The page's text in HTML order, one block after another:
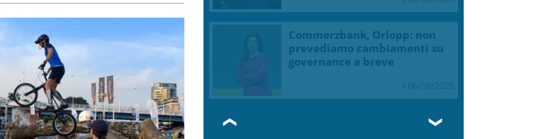
Commerzbank, Orlopp: non
prevediamo cambiamenti su
governance a breve
❮ ❯